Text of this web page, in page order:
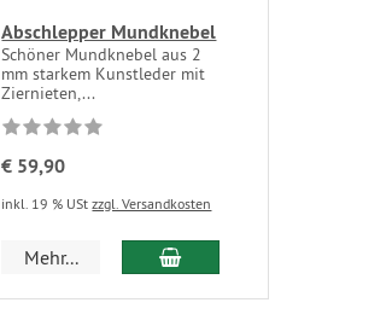
Abschlepper Mundknebel
Schöner Mundknebel aus 2
mm starkem Kunstleder mit
Ziernieten,...
€ 59,90
inkl. 19 % UStzzgl. Versandkosten
Mehr...